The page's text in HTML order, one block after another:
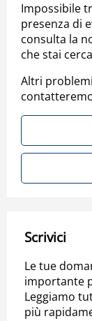
Impossibile
presenza di
consulta la
che stai
Altri
Scrivici
Le tue
importante
Leggiamo
più